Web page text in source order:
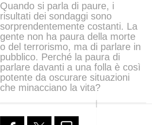
Quando si parla di paure, i
risultati dei sondaggi sono
sorprendentemente costanti. La
gente non ha paura della morte
o del terrorismo, ma di parlare in
pubblico. Perché la paura di
parlare davanti a una folla è così
potente da oscurare situazioni
che minacciano la vita?